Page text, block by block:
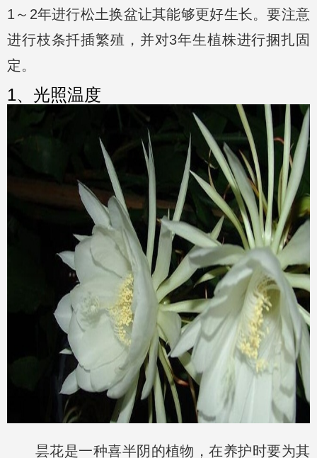
1～2年进行松土换盆让其能够更好生长。要注意
进行枝条扦插繁殖，并对3年生植株进行捆扎固
定。
1、光照温度
昙花是一种喜半阴的植物，在养护时要为其